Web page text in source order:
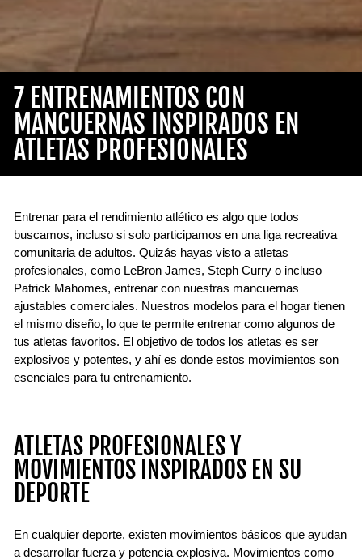
7 ENTRENAMIENTOS CON
MANCUERNAS INSPIRADOS EN
ATLETAS PROFESIONALES
Entrenar para el rendimiento atlético es algo que todos
buscamos, incluso si solo participamos en una liga recreativa
comunitaria de adultos. Quizás hayas visto a atletas
profesionales, como LeBron James, Steph Curry o incluso
Patrick Mahomes, entrenar con nuestras mancuernas
ajustables comerciales. Nuestros modelos para el hogar tienen
el mismo diseño, lo que te permite entrenar como algunos de
tus atletas favoritos. El objetivo de todos los atletas es ser
explosivos y potentes, y ahí es donde estos movimientos son
esenciales para tu entrenamiento.
ATLETAS PROFESIONALES Y
MOVIMIENTOS INSPIRADOS EN SU
DEPORTE
En cualquier deporte, existen movimientos básicos que ayudan
a desarrollar fuerza y ​​potencia explosiva. Movimientos como